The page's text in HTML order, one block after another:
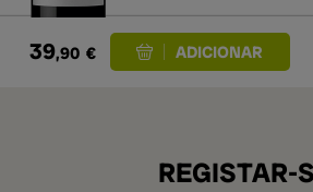
39,90 €
REGISTAR-